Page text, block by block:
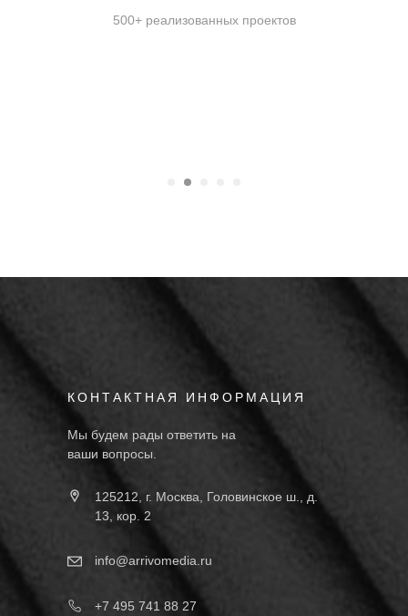
500+ реализованных проектов
КОНТАКТНАЯ ИНФОРМАЦИЯ
Мы будем рады ответить на
ваши вопросы.
125212, г. Москва, Головинское ш., д.
13, кор. 2
info@arrivomedia.ru
+7 495 741 88 27